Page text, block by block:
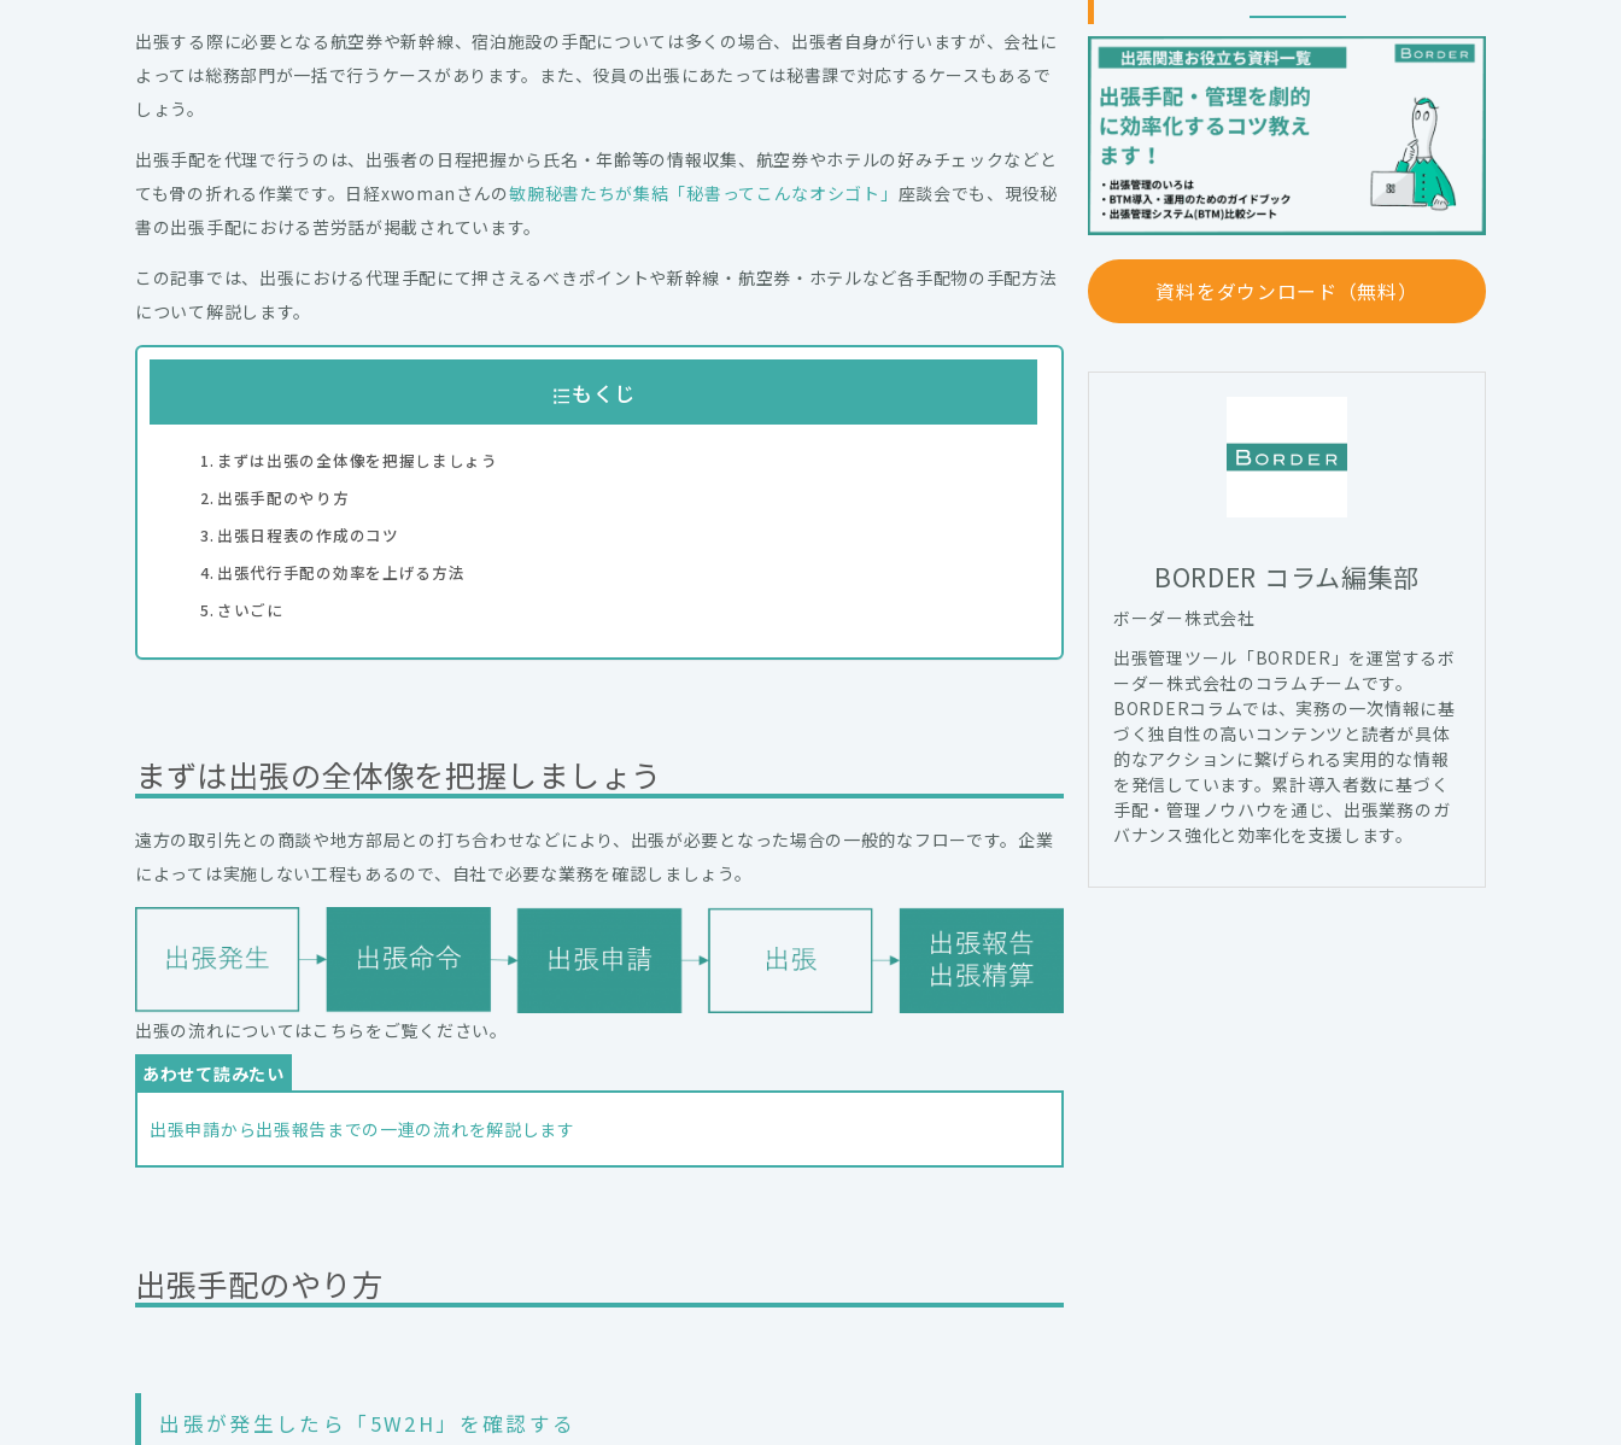
出張する際に必要となる航空券や新幹線、宿泊施設の手配については多くの場合、出張者自身が行いますが、会社に
よっては総務部門が一括で行うケースがあります。また、役員の出張にあたっては秘書課で対応するケースもあるで
しょう。
出張手配を代理で行うのは、出張者の日程把握から氏名・年齢等の情報収集、航空券やホテルの好みチェックなどと
ても骨の折れる作業です。 日経xwomanさんの敏腕秘書たちが集結「秘書ってこんなオシゴト」 座談会でも、現役秘
書の出張手配における苦労話が掲載されています。
この記事では、出張における代理手配にて押さえるべきポイントや新幹線・航空券・ホテルなど各手配物の手配方法
について解説します。
もくじ
まずは出張の全体像を把握しましょう
出張手配のやり方
出張日程表の作成のコツ
出張代行手配の効率を上げる方法
さいごに
まずは出張の全体像を把握しましょう
遠方の取引先との商談や地方部局との打ち合わせなどにより、出張が必要となった場合の一般的なフローです。企業
によっては実施しない工程もあるので、自社で必要な業務を確認しましょう。
出張の流れについてはこちらをご覧ください。
出張申請から出張報告までの一連の流れを解説します
出張手配のやり方
出張が発生したら「5W2H」を確認する
資料をダウンロード（無料）
BORDER コラム編集部
ボーダー株式会社
出張管理ツール「BORDER」を運営するボ
ーダー株式会社のコラムチームです。
BORDERコラムでは、実務の一次情報に基
づく独自性の高いコンテンツと読者が具体
的なアクションに繋げられる実用的な情報
を発信しています。累計導入者数に基づく
手配・管理ノウハウを通じ、出張業務のガ
バナンス強化と効率化を支援します。